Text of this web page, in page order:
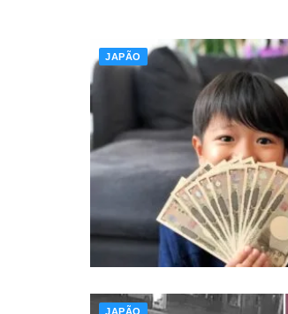
JAPÃO
JAPÃO